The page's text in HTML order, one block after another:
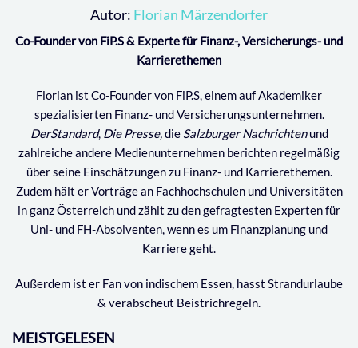
Autor: Florian Märzendorfer
Co-Founder von FiP.S & Experte für Finanz-, Versicherungs- und
Karrierethemen
Florian ist Co-Founder von FiP.S, einem auf Akademiker
spezialisierten Finanz- und Versicherungsunternehmen.
DerStandard, Die Presse,die Salzburger Nachrichtenund
zahlreiche andere Medienunternehmen berichten regelmäßig
über seine Einschätzungen zu Finanz- und Karrierethemen.
Zudem hält er Vorträge an Fachhochschulen und Universitäten
in ganz Österreich und zählt zu den gefragtesten Experten für
Uni- und FH-Absolventen, wenn es um Finanzplanung und
Karriere geht.
Außerdem ist er Fan von indischem Essen, hasst Strandurlaube
& verabscheut Beistrichregeln.
MEISTGELESEN